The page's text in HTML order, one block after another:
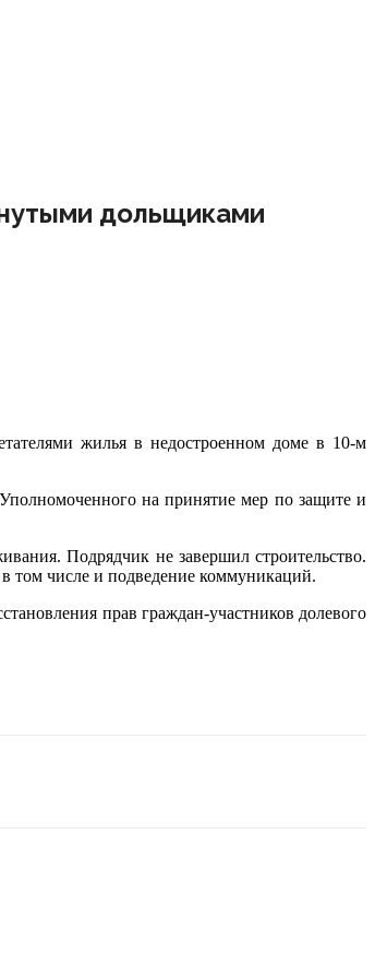
дольщиками
жилья в недостроенном доме в 10-м
на принятие мер по защите и
Подрядчик не завершил строительство.
том числе и подведение коммуникаций.
прав граждан-участников долевого